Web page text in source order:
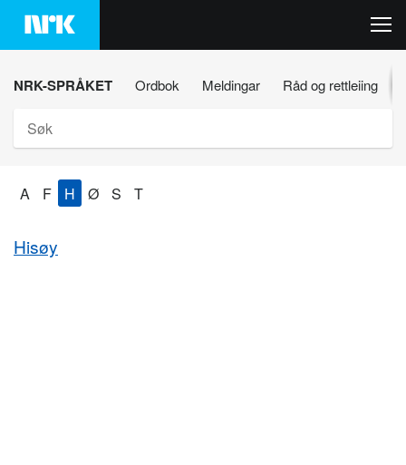
Hopp
innhaldet
NRK-SPRÅKET Ordbok Meldingar Råd og rettleiing
A F H Ø S T
Hisøy